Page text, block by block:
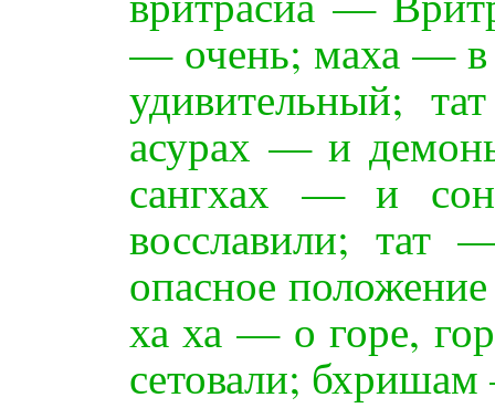
— очень; маха — в
удивительный;
асурах — и
сангхах — и
восславили; тат
опасное
ха ха — о горе,
сетовали;